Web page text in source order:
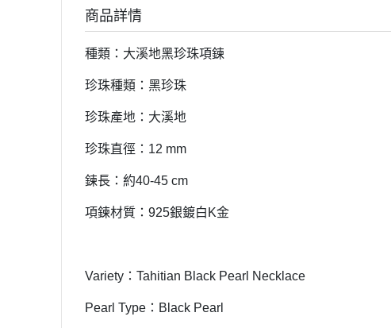
商品詳情
種類：大溪地黑珍珠項鍊
珍珠種類：黑珍珠
珍珠產地：大溪地
珍珠直徑：12 mm
鍊長：約40-45 cm
項鍊材質：925銀鍍白K金
Variety：Tahitian Black Pearl Necklace
Pearl Type：Black Pearl